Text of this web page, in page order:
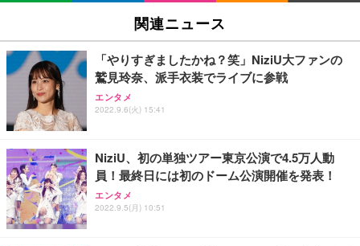
関連ニュース
「やりすぎましたかね？笑」NiziU大ファンの
鷲見玲奈、派手衣装でライブに参戦
エンタメ
2022.9.6(火) 15:41
NiziU、初の単独ツアー東京公演で4.5万人動
員！最終日には初のドーム公演開催を発表！
エンタメ
2022.9.5(月) 10:51